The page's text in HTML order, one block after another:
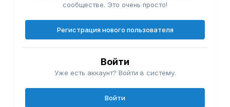
сообществе. Это очень просто!
Регистрация нового пользователя
Войти
Уже есть аккаунт? Войти в систему.
Войти